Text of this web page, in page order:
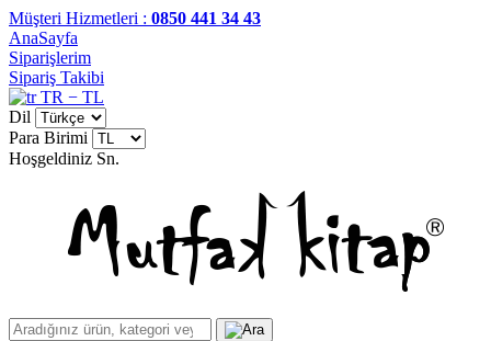
Müşteri Hizmetleri : 0850 441 34 43
AnaSayfa
Siparişlerim
Sipariş Takibi
TR − TL
Dil
Para Birimi
Hoşgeldiniz Sn.